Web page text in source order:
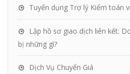
Tuyển dụng Trợ lý Kiểm toán
Lập hồ sơ giao dịch liên kết:
bị những gì?
Dịch Vụ Chuyển Giá